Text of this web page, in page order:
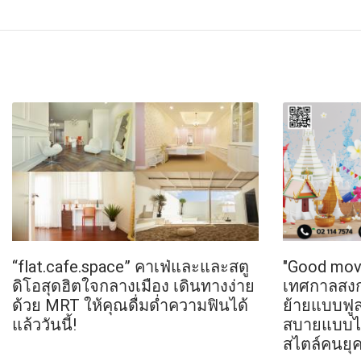
“flat.cafe.space” คาเฟ่และและสตู
ดิโอสุดฮิตใจกลางเมือง เดินทางง่าย
ด้วย MRT ให้คุณดื่มด่ำความฟินได้
แล้ววันนี้!
"Good
เทศกาลส
ย้ายแบบฟู
สบายแบบ
สไตล์คนยุ